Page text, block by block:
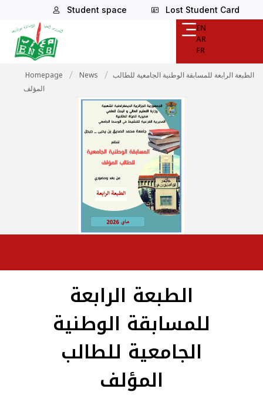
Student space Lost Student Card
EN
AR
FR
Homepage / News / الطبعة الرابعة للمسابقة الوطنية الجامعية للطالب
المؤلف
الطبعة الرابعة
للمسابقة الوطنية
الجامعية للطالب
المؤلف